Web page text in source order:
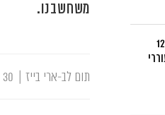
משחשבנו.
תום לב-ארי בייז
לשבת ולהרהר מול 12